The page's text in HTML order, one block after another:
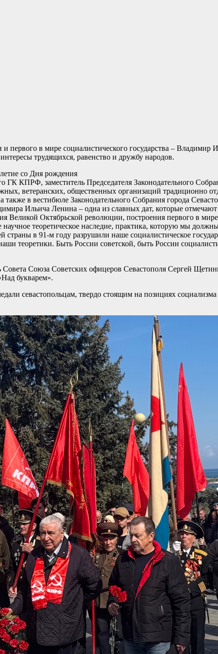
и первого в мире социалистического государства –
трудящихся, равенство и дружбу народов.
со Дня рождения
ГК КПРФ, заместитель Председателя Законодательного
ветеранских, общественных организаций традиционно
в вестибюле Законодательного Собрания города
Ильича Ленина – одна из славных дат, которые
Великой Октябрьской революции, построения первого в
теоретическое наследие, практика, которую мы
страны в 91-м году разрушили наше социалистическое
теоретики. Быть России советской, быть России
Союза Советских офицеров Севастополя Сергей
букварем».
севастопольцам, твердо стоящим на позициях